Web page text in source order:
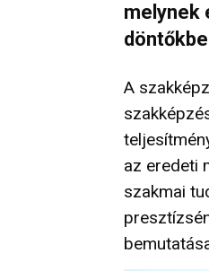
melynek
A
az eredeti
szakmai